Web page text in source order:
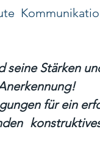
seine Stärken
für ein